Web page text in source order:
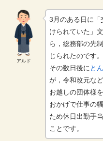
アルド
3月のある日に「
けられていた」
ら，総務部の先
じられたのです。
その数日後にと
が，令和改元な
お越しの団体様
おかげで仕事の
ため休日出勤手
ことです。